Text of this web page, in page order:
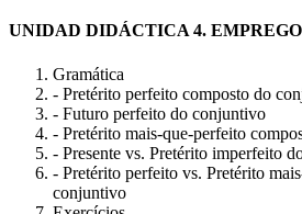
UNIDAD DIDÁCTICA 4. EMPREGO
Gramática
- Pretérito perfeito composto do
- Futuro perfeito do conjuntivo
- Pretérito mais-que-perfeito
- Presente vs. Pretérito imperfeito
- Pretérito perfeito vs. Pretérito
conjuntivo